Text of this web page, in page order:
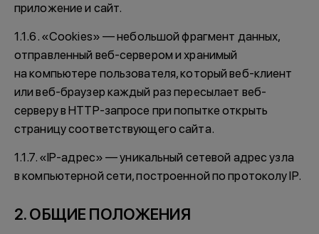
приложение и сайт.
1.1.6. «Cookies» — небольшой фрагмент данных,
отправленный веб-сервером и хранимый
на компьютере пользователя, который веб-клиент
или веб-браузер каждый раз пересылает веб-
серверу в HTTP-запросе при попытке открыть
страницу соответствующего сайта.
1.1.7. «IP-адрес» — уникальный сетевой адрес узла
в компьютерной сети, построенной по протоколу IP.
2. ОБЩИЕ ПОЛОЖЕНИЯ